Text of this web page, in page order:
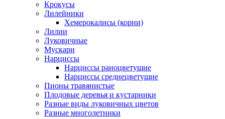
Крокусы
Лилейники
Хемерокалисы (корни)
Лилии
Луковичные
Мускари
Нарциссы
Нарциссы раноцветущие
Нарциссы среднецветущие
Пионы травянистые
Плодовые деревья и кустарники
Разные виды луковичных цветов
Разные многолетники